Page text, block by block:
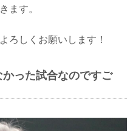
ます。
ろしくお願いします！
った試合なのですご